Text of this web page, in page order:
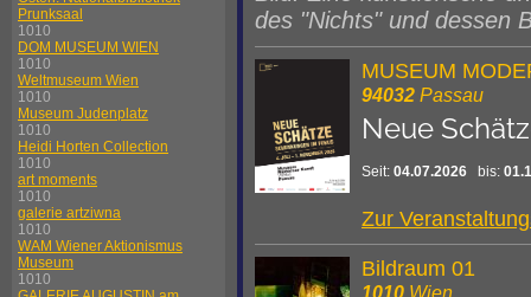
Prunksaal
1010
DOM MUSEUM WIEN
1010
Weltmuseum Wien
1010
Museum Judenplatz
1010
Heidi Horten Collection
1010
art moments
1010
galerie artziwna
1010
WAM Wiener Aktionismus
Museum
1010
des "Nichts" und dessen
MUSEUM
94032 Passau
Neue
Seit: 04.07.2026 bis:
Zur
Bildraum 01
1010 Wien